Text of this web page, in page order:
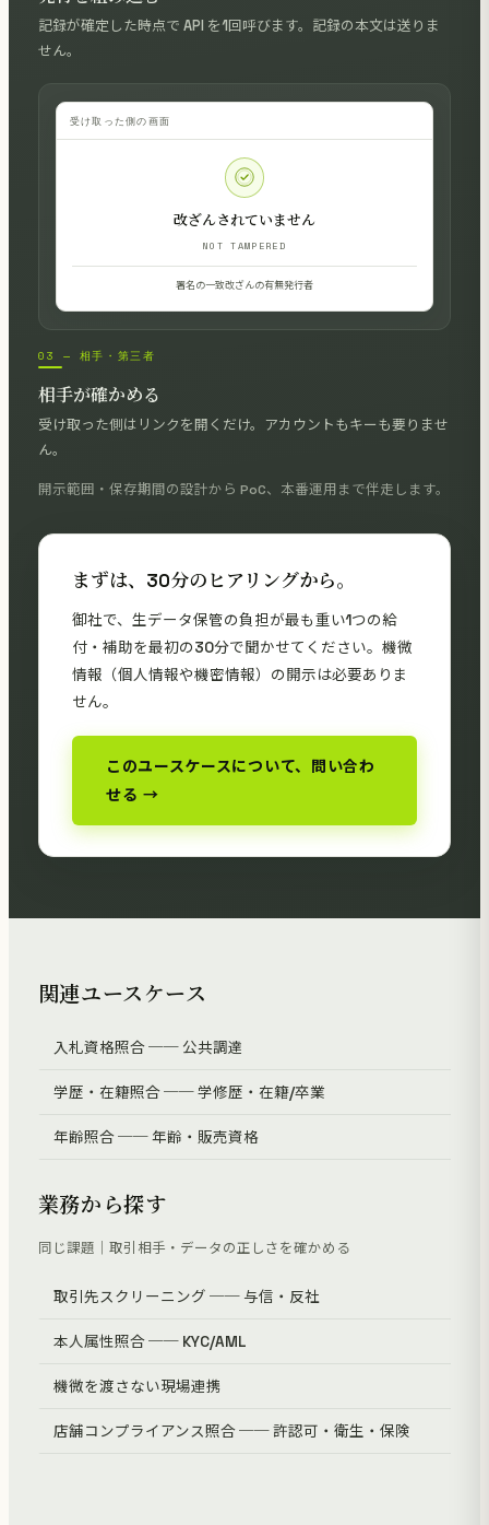
記録が確定した時点で API を1回呼びます。記録の本文は送りま
せん。
受け取った側の画面
改ざんされていません
NOT TAMPERED
署名の一致改ざんの有無発行者
03 — 相手・第三者
相手が確かめる
受け取った側はリンクを開くだけ。アカウントもキーも要りませ
ん。
開示範囲・保存期間の設計から PoC、本番運用まで伴走します。
まずは、30分のヒアリングから。
御社で、生データ保管の負担が最も重い1つの給
付・補助を最初の30分で聞かせてください。機微
情報（個人情報や機密情報）の開示は必要ありま
せん。
このユースケースについて、問い合わ
せる →
関連ユースケース
入札資格照合 ── 公共調達
学歴・在籍照合 ── 学修歴・在籍/卒業
年齢照合 ── 年齢・販売資格
業務から探す
同じ課題｜取引相手・データの正しさを確かめる
取引先スクリーニング ── 与信・反社
本人属性照合 ── KYC/AML
機微を渡さない現場連携
店舗コンプライアンス照合 ── 許認可・衛生・保険